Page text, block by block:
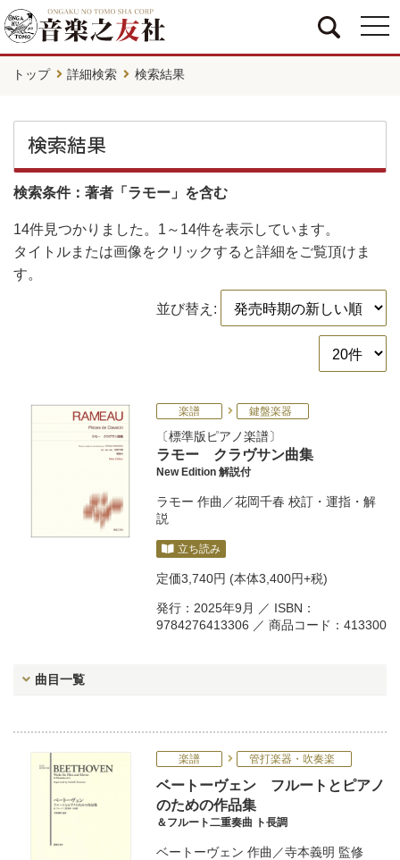
トップ 詳細検索 検索結果
検索結果
検索条件：著者「ラモー」を含む
14件見つかりました。 1～14件を表示しています。
タイトルまたは画像をクリックすると詳細をご覧頂けま
す。
並び替え:
楽譜 鍵盤楽器
標準版ピアノ楽譜
ラモー クラヴサン曲集
New Edition 解説付
ラモー 作曲／花岡千春 校訂・運指・解
説
立ち読み
定価3,740円 (本体3,400円+税)
発行：2025年9月 ／ ISBN：
9784276413306 ／ 商品コード：413300
曲目一覧
楽譜 管打楽器・吹奏楽
ベートーヴェン フルートとピアノ
のための作品集
＆フルート二重奏曲 ト長調
ベートーヴェン 作曲／寺本義明 監修